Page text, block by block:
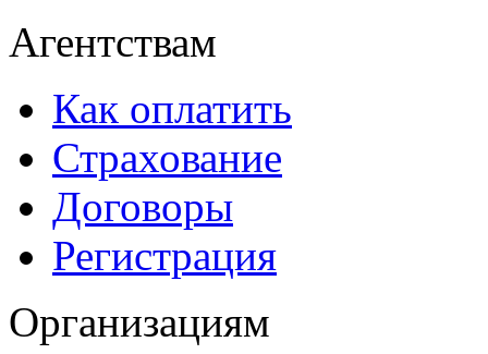
Агентствам
Как оплатить
Страхование
Договоры
Регистрация
Организациям